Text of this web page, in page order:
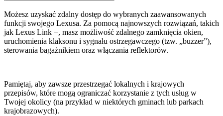
Możesz uzyskać zdalny dostęp do wybranych zaawansowanych
funkcji swojego Lexusa. Za pomocą najnowszych rozwiązań, takich
jak Lexus Link +, masz możliwość zdalnego zamknięcia okien,
uruchomienia klaksonu i sygnału ostrzegawczego (tzw. „buzzer”),
sterowania bagażnikiem oraz włączania reflektorów.
Pamiętaj, aby zawsze przestrzegać lokalnych i krajowych
przepisów, które mogą ograniczać korzystanie z tych usług w
Twojej okolicy (na przykład w niektórych gminach lub parkach
krajobrazowych).